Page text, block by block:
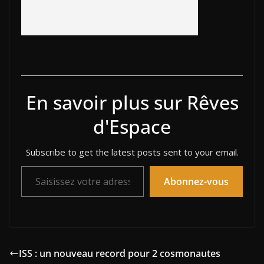
En savoir plus sur Rêves
d'Espace
Subscribe to get the latest posts sent to your email.
Saisissez votre adresse e-mail…
Abonnez-vous
ISS : un nouveau record pour 2 cosmonautes